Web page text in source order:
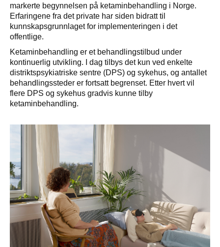
markerte begynnelsen på ketaminbehandling i Norge.
Erfaringene fra det private har siden bidratt til
kunnskapsgrunnlaget for implementeringen i det
offentlige.
Ketaminbehandling er et behandlingstilbud under
kontinuerlig utvikling. I dag tilbys det kun ved enkelte
distriktspsykiatriske sentre (DPS) og sykehus, og antallet
behandlingssteder er fortsatt begrenset. Etter hvert vil
flere DPS og sykehus gradvis kunne tilby
ketaminbehandling.